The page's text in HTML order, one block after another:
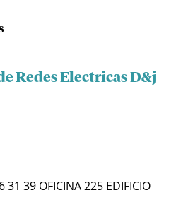
Redes Electricas D&j
31 39 OFICINA 225 EDIFICIO